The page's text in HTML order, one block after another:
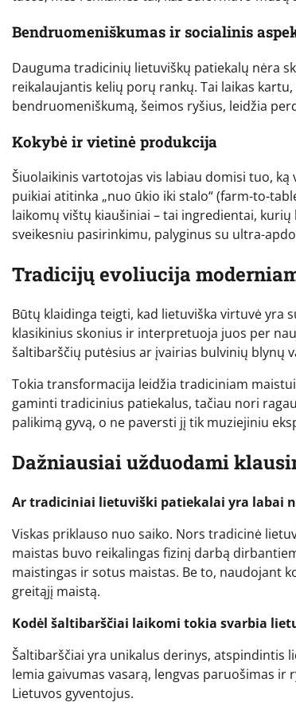
Bendruomeniškumas ir socialinis
Dauguma tradicinių lietuviškų patiekalų nėra
reikalaujantis kelių porų rankų. Tai laikas
bendruomeniškumą, šeimos ryšius, leidžia
Kokybė ir vietinė produkcija
Šiuolaikinis vartotojas vis labiau domisi tuo,
puikiai atitinka „nuo ūkio iki stalo“ (farm-to-
laikomų vištų kiaušiniai – tai ingredientai,
sveikesniu pasirinkimu, palyginus su ultra-
Tradicijų evoliucija
Būtų klaidinga teigti, kad lietuviška virtuvė yra
klasikinius skonius ir interpretuoja juos per
šaltibarščių putėsius ar įvairias bulvinių blynų
Tokia transformacija leidžia tradiciniam
gaminti tradicinius patiekalus, tačiau nori
palikimą gyvą, o ne paversti jį tik muziejiniu
Dažniausiai užduodami
Ar tradiciniai lietuviški patiekalai yra labai
Viskas priklauso nuo saiko. Nors tradicinė
maistas buvo reikalingas fizinį darbą
maistingas ir sotus maistas. Be to, naudojant
greitąjį maistą.
Kodėl šaltibarščiai laikomi tokia svarbia
Šaltibarščiai yra unikalus derinys, atspindintis
lemia gaivumas vasarą, lengvas paruošimas
Lietuvos gyventojus.